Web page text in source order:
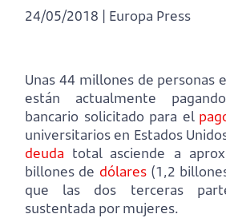
24/05/2018 | Europa Press
Unas 44 millones de personas
están actualmente
bancario solicitado para el
universitarios en Estados
deuda total asciende a
billones de dólares(1,2
que las dos terceras
sustentada por mujeres.